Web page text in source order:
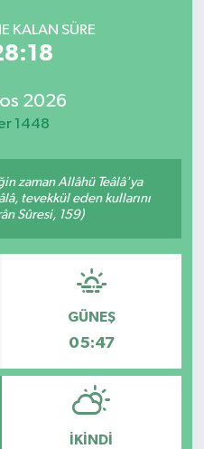
KALAN SÜRE
2026
1448
zaman Allâhü Teâlâ'ya
tevekkül eden kullarını
Sûresi, 159)
GÜNEŞ
05:47
İKINDI